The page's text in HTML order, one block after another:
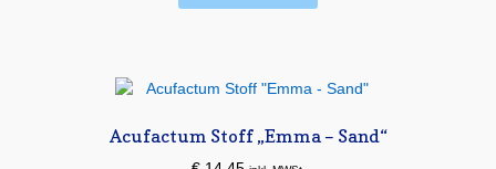
Acufactum Stoff „Emma – Sand“